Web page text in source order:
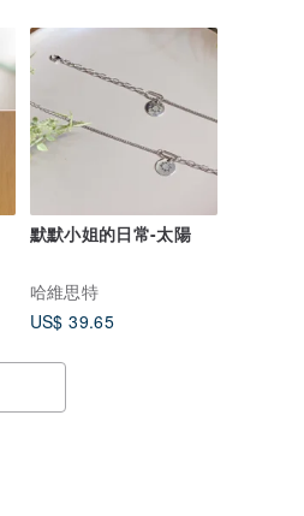
默默小姐的日常-太陽
哈維思特
US$ 39.65